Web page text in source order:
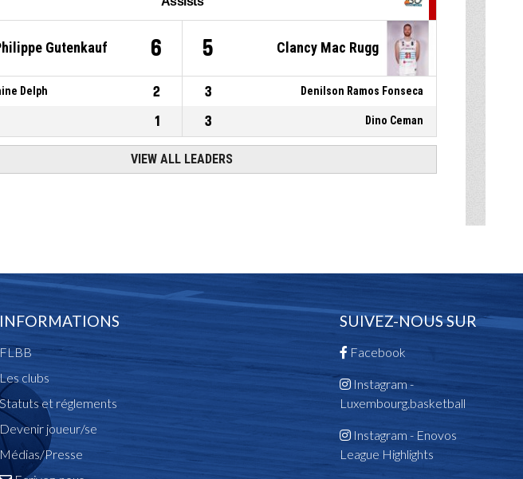
INFORMATIONS
clubs
Statuts et réglements
joueur/se
Médias/Presse
SUIVEZ-NOUS SUR
Facebook
Instagram -
Luxembourg.basketball
Instagram - Enovos
League Highlights